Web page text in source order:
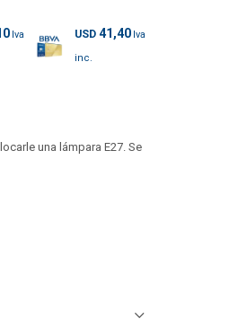
USD 41,40
una lámpara E27. Se